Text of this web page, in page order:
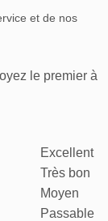
et de nos
le premier à
Excellent
Très bon
Moyen
Passable